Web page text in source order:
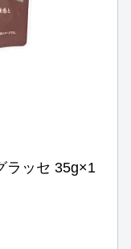
ラッセ 35g×1